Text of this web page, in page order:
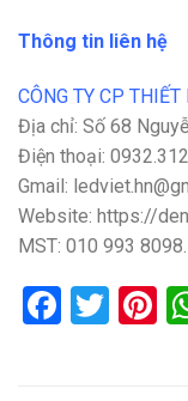
Thông tin liên hệ
CÔNG TY CP
Địa chỉ: Số 68
Điện thoại:
Gmail:
Website: https://
MST: 010 993 8098.